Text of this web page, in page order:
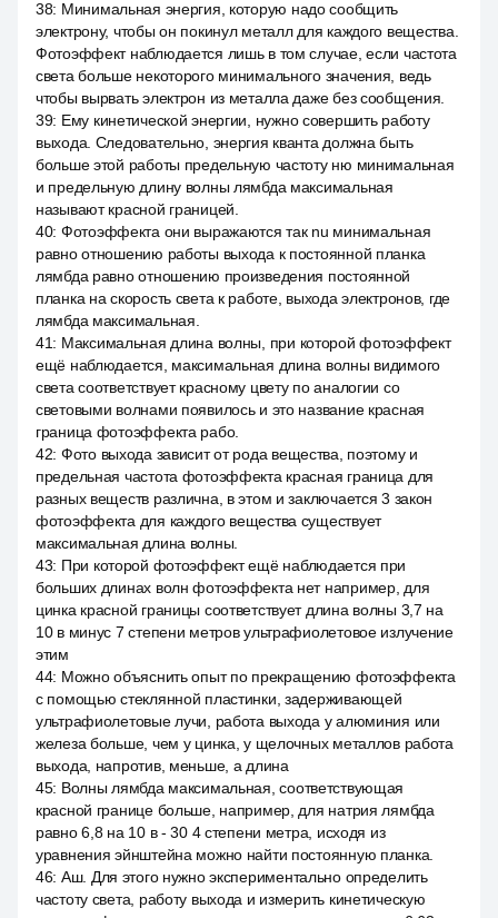
38: Минимальная энергия, которую надо сообщить
электрону, чтобы он покинул металл для каждого вещества.
Фотоэффект наблюдается лишь в том случае, если частота
света больше некоторого минимального значения, ведь
чтобы вырвать электрон из металла даже без сообщения.
39: Ему кинетической энергии, нужно совершить работу
выхода. Следовательно, энергия кванта должна быть
больше этой работы предельную частоту ню минимальная
и предельную длину волны лямбда максимальная
называют красной границей.
40: Фотоэффекта они выражаются так nu минимальная
равно отношению работы выхода к постоянной планка
лямбда равно отношению произведения постоянной
планка на скорость света к работе, выхода электронов, где
лямбда максимальная.
41: Максимальная длина волны, при которой фотоэффект
ещё наблюдается, максимальная длина волны видимого
света соответствует красному цвету по аналогии со
световыми волнами появилось и это название красная
граница фотоэффекта рабо.
42: Фото выхода зависит от рода вещества, поэтому и
предельная частота фотоэффекта красная граница для
разных веществ различна, в этом и заключается 3 закон
фотоэффекта для каждого вещества существует
максимальная длина волны.
43: При которой фотоэффект ещё наблюдается при
больших длинах волн фотоэффекта нет например, для
цинка красной границы соответствует длина волны 3,7 на
10 в минус 7 степени метров ультрафиолетовое излучение
этим
44: Можно объяснить опыт по прекращению фотоэффекта
с помощью стеклянной пластинки, задерживающей
ультрафиолетовые лучи, работа выхода у алюминия или
железа больше, чем у цинка, у щелочных металлов работа
выхода, напротив, меньше, а длина
45: Волны лямбда максимальная, соответствующая
красной границе больше, например, для натрия лямбда
равно 6,8 на 10 в - 30 4 степени метра, исходя из
уравнения эйнштейна можно найти постоянную планка.
46: Аш. Для этого нужно экспериментально определить
частоту света, работу выхода и измерить кинетическую